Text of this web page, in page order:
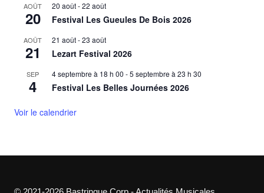
AOÛT
20
20 août-22 août
Festival Les Gueules De Bois 2026
AOÛT
21
21 août-23 août
Lezart Festival 2026
SEP
4
4 septembre à 18 h 00 -5 septembre à 23 h 30
Festival Les Belles Journées 2026
Voir le calendrier